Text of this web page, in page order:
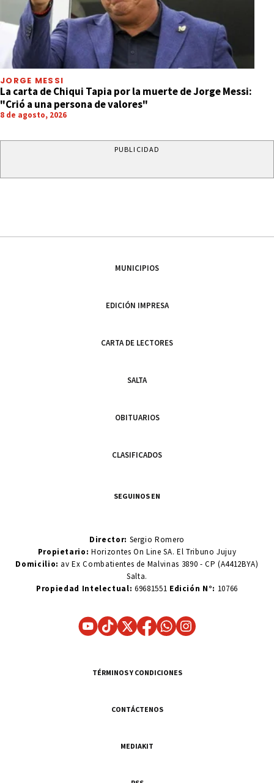
JORGE MESSI
La carta de Chiqui Tapia por la muerte de Jorge Messi:
"Crió a una persona de valores"
8 de agosto, 2026
PUBLICIDAD
MUNICIPIOS
EDICIÓN IMPRESA
CARTA DE LECTORES
SALTA
OBITUARIOS
CLASIFICADOS
SEGUINOS EN
Director: Sergio Romero
Propietario:Horizontes On Line SA. El Tribuno Jujuy
Domicilio: av Ex Combatientes de Malvinas 3890 - CP (A4412BYA)
Salta.
Propiedad Intelectual: 69681551 Edición N°: 10766
TÉRMINOS Y CONDICIONES
CONTÁCTENOS
MEDIAKIT